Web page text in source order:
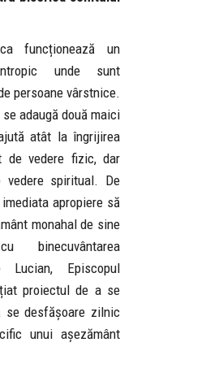
funcționează un
unde sunt
persoane vârstnice.
adaugă două maici
atât la îngrijirea
de vedere fizic, dar
spiritual. De
apropiere să
monahal de sine
binecuvântarea
Lucian, Episcopul
proiectul de a se
desfășoare zilnic
unui așezământ